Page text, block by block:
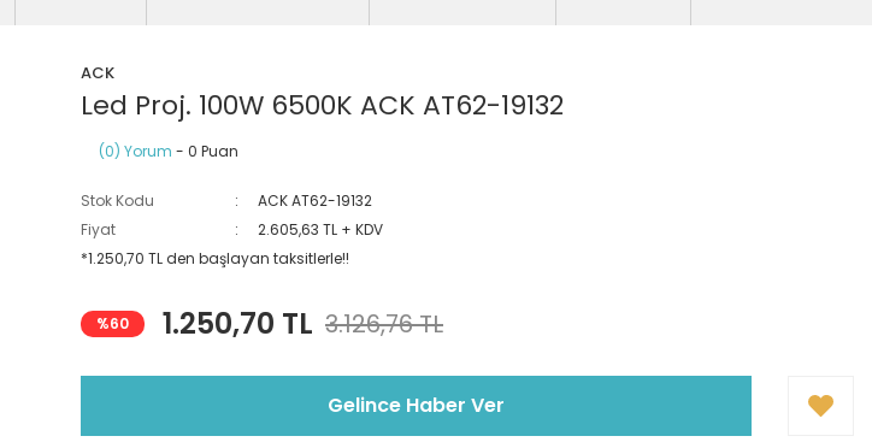
ACK
Led Proj. 100W 6500K ACK AT62-19132
(0) Yorum - 0 Puan
Stok Kodu
ACK AT62-19132
Fiyat
2.605,63 TL + KDV
*1.250,70 TL den başlayan taksitlerle!!
%60 1.250,70 TL 3.126,76 TL
Gelince Haber Ver